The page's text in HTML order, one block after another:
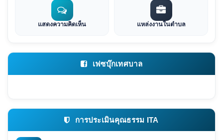
แสดงความคิดเห็น แหล่งงานในตำบล
เฟซบุ๊กเทศบาล
การประเมินคุณธรรม ITA